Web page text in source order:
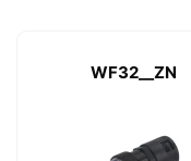
WF32__ZN